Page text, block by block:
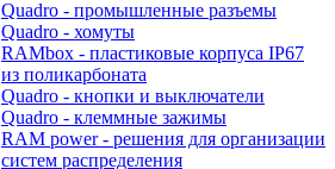
Quadro - промышленные разъемы
Quadro - хомуты
RAMbox - пластиковые корпуса IP67
из поликарбоната
Quadro - кнопки и выключатели
Quadro - клеммные зажимы
RAM power - решения для организации
систем распределения